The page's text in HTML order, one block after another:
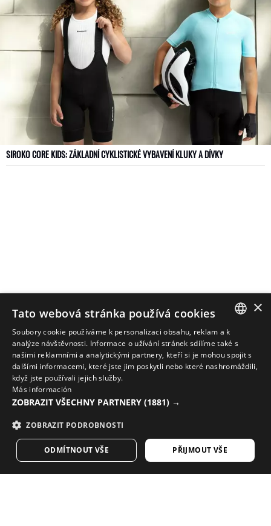
DOPLŇTE SVŮJ LOOK O NEJLEPŠÍ CYKLISTICKÉ VYBAVENÍ
Podívejte se na novinky v sekci cyklistiky v online
NAVŠTIVTE NÁŠ E-SHOP
SIROKO CORE KIDS: ZÁKLADNÍ CYKLISTICKÉ VYBAVENÍ KLUKY A DÍVKY
SPANISH
ENGLISH
FINNISH
×
Tato webová stránka používá cookies
Soubory cookie používáme k personalizaci obsahu, reklam a k
analýze návštěvnosti. Informace o užívání stránek sdílíme také s
našimi reklamními a analytickými partnery, kteří si je mohou spojit s
dalšími informacemi, které jste jim poskytli nebo které nashromáždili,
když jste používali jejich služby.
Más información
ZOBRAZIT VŠECHNY PARTNERY (1881) →
ZOBRAZIT PODROBNOSTI
PŘIJMOUT VŠE
ODMÍTNOUT VŠE